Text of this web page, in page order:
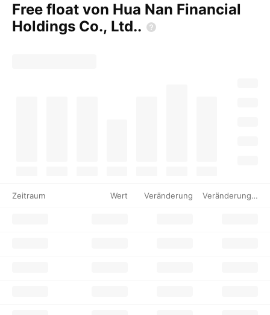
Free float von Hua Nan Financial
Holdings Co., Ltd..
Zeitraum Wert Veränderung Veränderung %